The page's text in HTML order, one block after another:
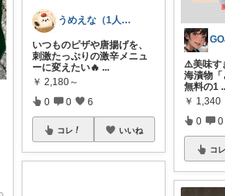
うめえな（1人暮らし×おとりよせ）
いつものピザや唐揚げを、
刺激たっぷりの激辛メニュ
ーに変えたい🔥 ...
￥ 2,180～
0 0 6
コレ いいね
⚠️美味す
海漬物
無料の1
￥ 1,340
0 0
コレ